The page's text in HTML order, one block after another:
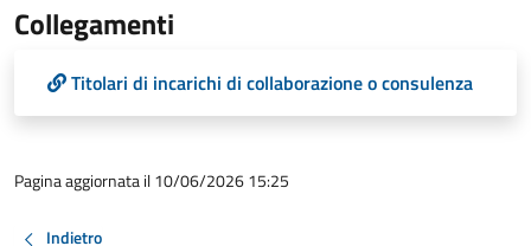
Collegamenti
Titolari di incarichi di collaborazione o consulenza
Pagina aggiornata il 10/06/2026 15:25
Indietro